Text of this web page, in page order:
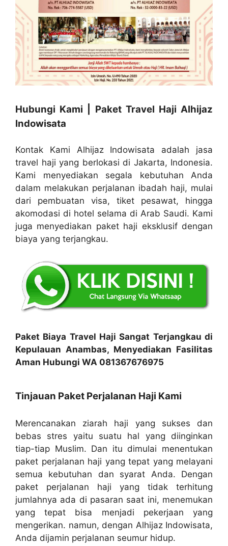
Hubungi Kami | Paket Travel Haji Alhijaz
Indowisata
Kontak Kami Alhijaz Indowisata adalah jasa
travel haji yang berlokasi di Jakarta, Indonesia.
Kami menyediakan segala kebutuhan Anda
dalam melakukan perjalanan ibadah haji, mulai
dari pembuatan visa, tiket pesawat, hingga
akomodasi di hotel selama di Arab Saudi. Kami
juga menyediakan paket haji eksklusif dengan
biaya yang terjangkau.
Paket Biaya Travel Haji Sangat Terjangkau di
Kepulauan Anambas, Menyediakan Fasilitas
Aman Hubungi WA 081367676975
Tinjauan Paket Perjalanan Haji Kami
Merencanakan ziarah haji yang sukses dan
bebas stres yaitu suatu hal yang diinginkan
tiap-tiap Muslim. Dan itu dimulai menentukan
paket perjalanan haji yang tepat yang melayani
semua kebutuhan dan syarat Anda. Dengan
paket perjalanan haji yang tidak terhitung
jumlahnya ada di pasaran saat ini, menemukan
yang tepat bisa menjadi pekerjaan yang
mengerikan. namun, dengan Alhijaz Indowisata,
Anda dijamin perjalanan seumur hidup.